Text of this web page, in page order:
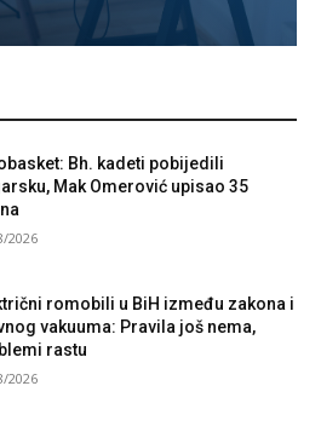
Bh. kadeti pobijedili
Mak Omerović upisao 35
2026
romobili u BiH između zakona i
vakuuma: Pravila još nema,
rastu
2026